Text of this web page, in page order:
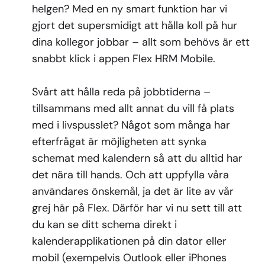
helgen? Med en ny smart funktion har vi
gjort det supersmidigt att hålla koll på hur
dina kollegor jobbar – allt som behövs är ett
snabbt klick i appen Flex HRM Mobile.
Svårt att hålla reda på jobbtiderna –
tillsammans med allt annat du vill få plats
med i livspusslet? Något som många har
efterfrågat är möjligheten att synka
schemat med kalendern så att du alltid har
det nära till hands. Och att uppfylla våra
användares önskemål, ja det är lite av vår
grej här på Flex. Därför har vi nu sett till att
du kan se ditt schema direkt i
kalenderapplikationen på din dator eller
mobil (exempelvis Outlook eller iPhones